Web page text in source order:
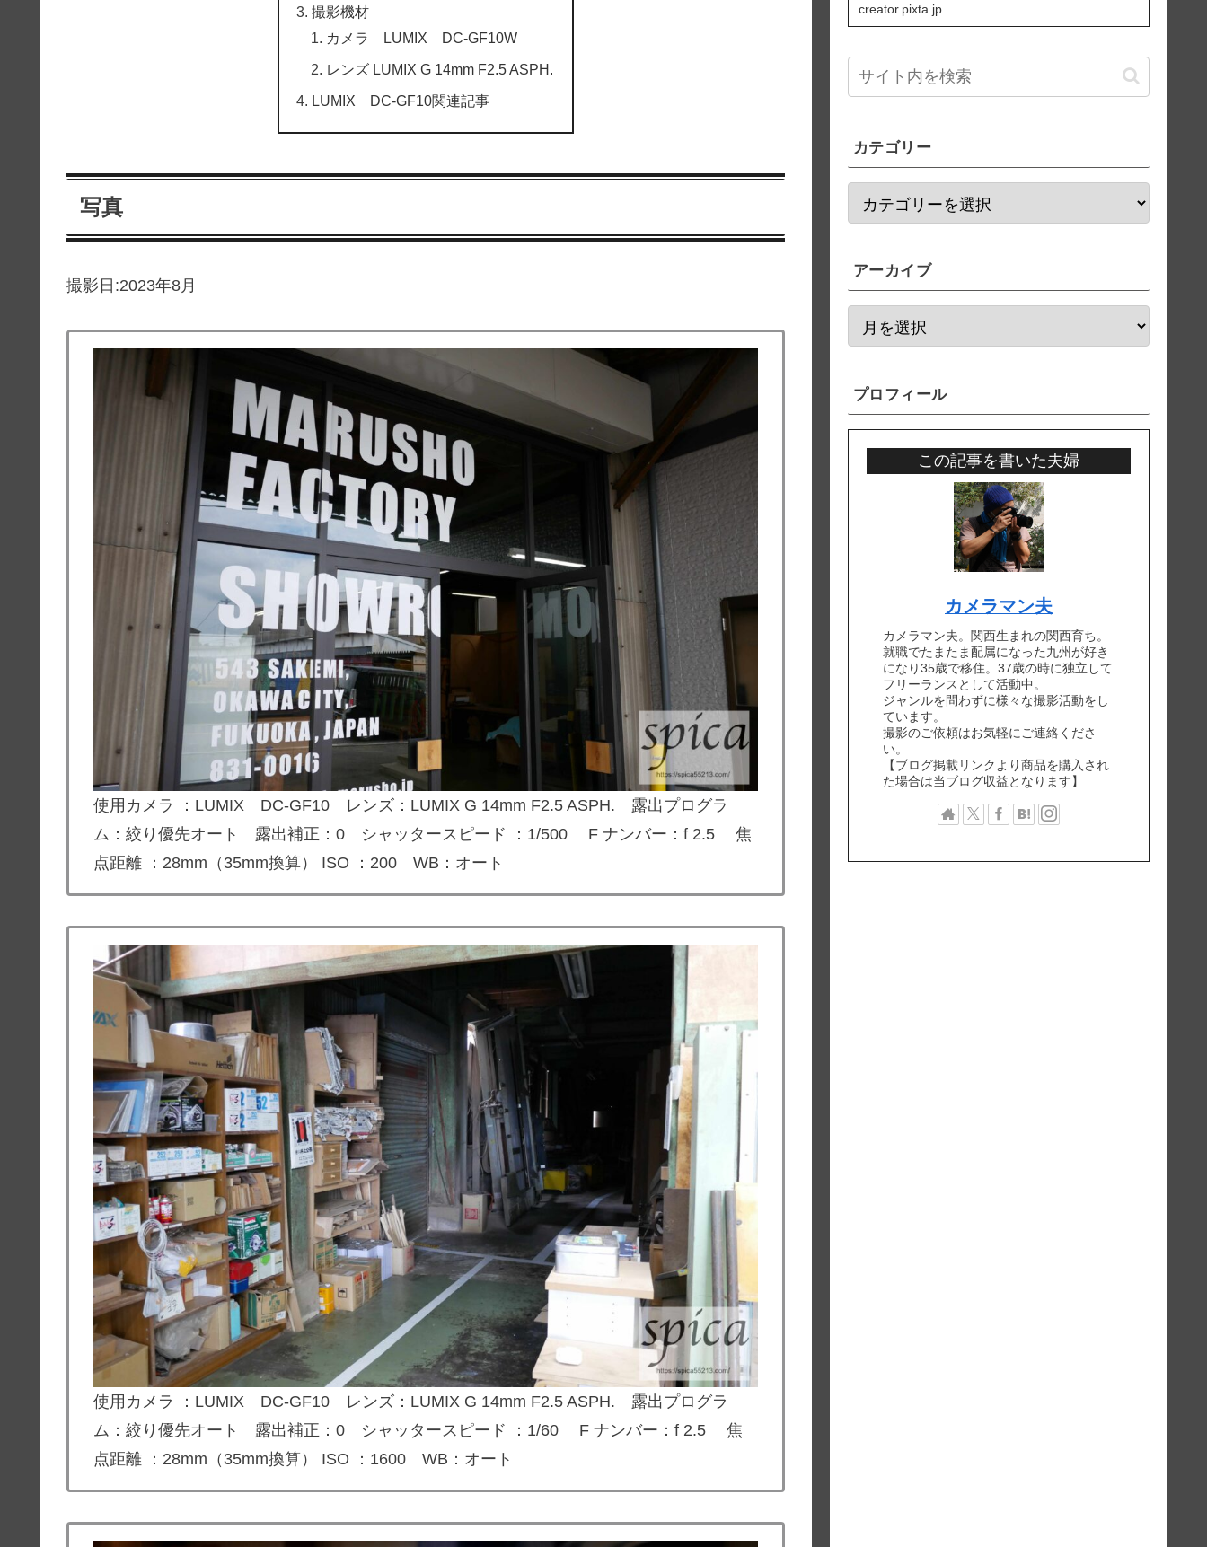
撮影機材
カメラ LUMIX DC-GF10W
レンズ LUMIX G 14mm F2.5 ASPH.
LUMIX DC-GF10関連記事
写真
撮影日:2023年8月
使用カメラ ： LUMIX DC-GF10 レンズ：LUMIX G 14mm F2.5 ASPH. 露出プログラ
ム：絞り優先オート 露出補正：0 シャッタースピード ：1/500 F ナンバー：f 2.5 焦
点距離 ：28mm（35mm換算） ISO ：200 WB：オート
使用カメラ ： LUMIX DC-GF10 レンズ：LUMIX G 14mm F2.5 ASPH. 露出プログラ
ム：絞り優先オート 露出補正：0 シャッタースピード ：1/60 F ナンバー：f 2.5 焦
点距離 ：28mm（35mm換算） ISO ：1600 WB：オート
550円から購入可能です。毎週更新
creator.pixta.jp
カテゴリー
アーカイブ
プロフィール
この記事を書いた夫婦
カメラマン夫
カメラマン夫。関西生まれの関西育ち。
就職でたまたま配属になった九州が好き
になり35歳で移住。37歳の時に独立して
フリーランスとして活動中。
ジャンルを問わずに様々な撮影活動をし
ています。
撮影のご依頼はお気軽にご連絡くださ
い。
【ブログ掲載リンクより商品を購入され
た場合は当ブログ収益となります】